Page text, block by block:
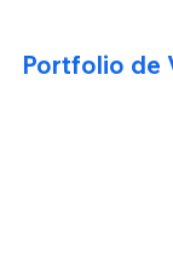
Portfolio de